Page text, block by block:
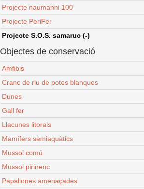
Projecte naumanni 100
Projecte PeriFer
Projecte S.O.S. samaruc (-)
Objectes de conservació
Amfibis
Cranc de riu de potes blanques
Dunes
Gall fer
Llacunes litorals
Mamífers semiaquàtics
Mussol comú
Mussol pirinenc
Papallones amenaçades